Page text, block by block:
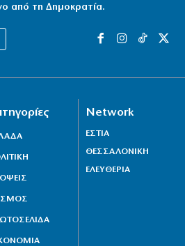
από τη Δημοκρατία.
Network
ΕΣΤΙΑ
ΘΕΣΣΑΛΟΝΙΚΗ
ΕΛΕΥΘΕΡΙΑ